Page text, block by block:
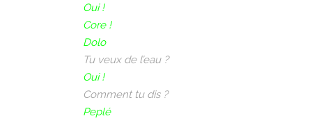
Oui !
Core !
Dolo
Tu veux de l’eau ?
Oui !
Comment tu dis ?
Peplé